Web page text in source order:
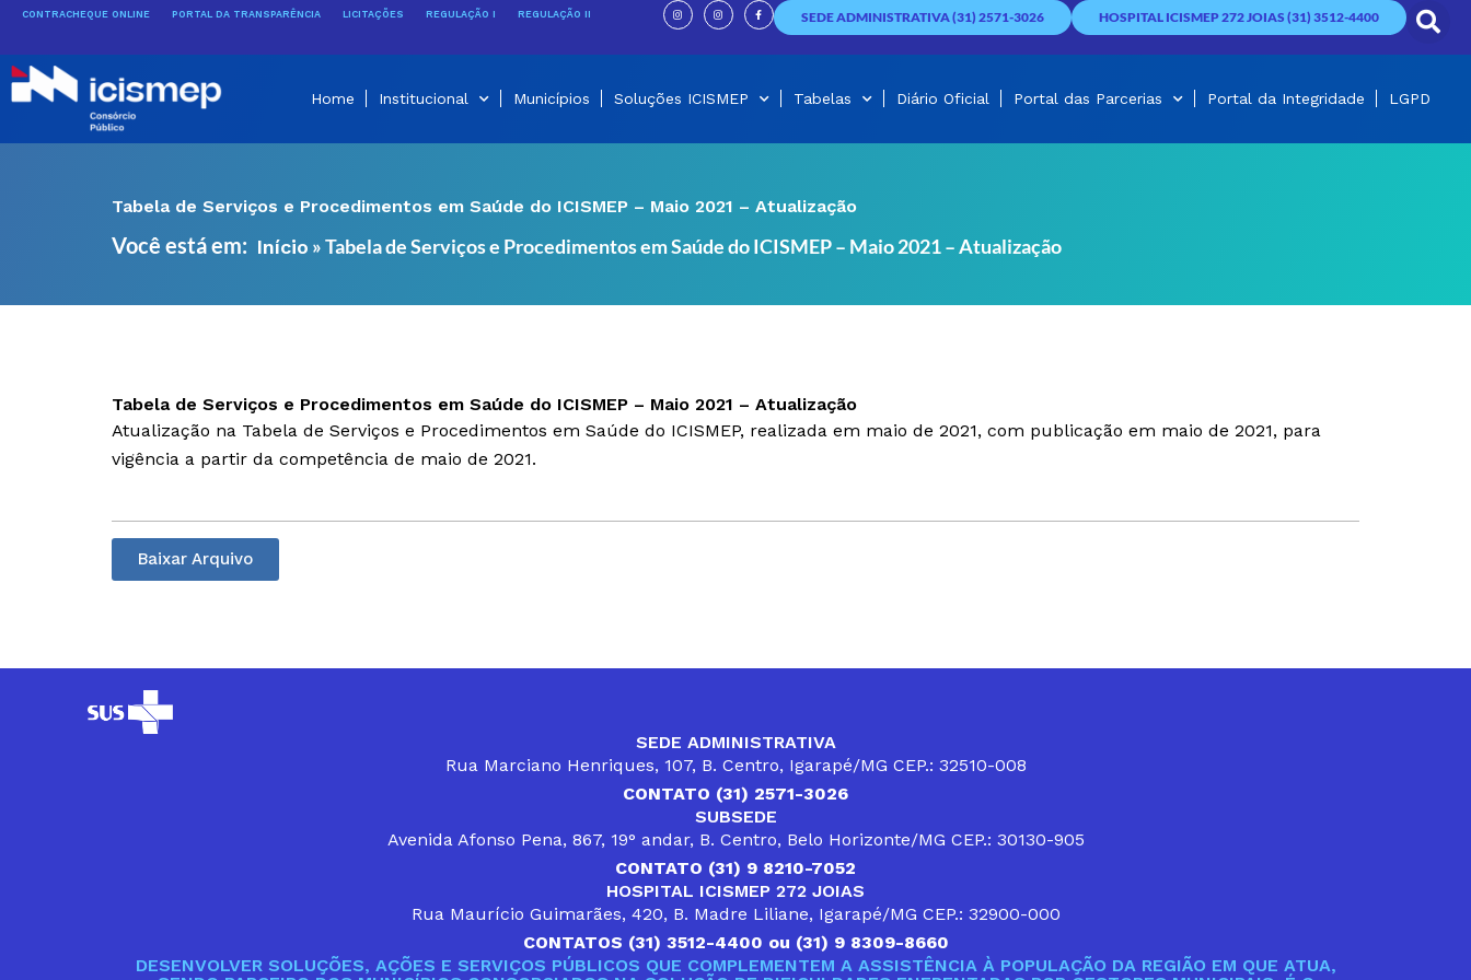
conteúdo
CONTRACHEQUE ONLINE PORTAL DA TRANSPARÊNCIA LICITAÇÕES REGULAÇÃO I REGULAÇÃO II
I
n
s
t
g
I
n
s
t
g
F
a
c
e
o
SEDE ADMINISTRATIVA (31) 2571-3026 HOSPITAL ICISMEP 272 JOIAS (31) 3512-4400
Home Institucional Municípios Soluções ICISMEP Tabelas Diário Oficial Portal das Parcerias Portal da Integridade LGPD
Tabela de Serviços e Procedimentos em Saúde do ICISMEP – Maio 2021 – Atualização
Você está em: Início »Tabela de Serviços e Procedimentos em Saúde do ICISMEP – Maio 2021 – Atualização
Tabela de Serviços e Procedimentos em Saúde do ICISMEP – Maio 2021 – Atualização
Atualização na Tabela de Serviços e Procedimentos em Saúde do ICISMEP, realizada em maio de 2021, com publicação em maio de 2021, para
vigência a partir da competência de maio de 2021.
Baixar Arquivo
SEDE ADMINISTRATIVA
Rua Marciano Henriques, 107, B. Centro, Igarapé/MG CEP.: 32510-008
CONTATO (31) 2571-3026
SUBSEDE
Avenida Afonso Pena, 867, 19° andar, B. Centro, Belo Horizonte/MG CEP.: 30130-905
CONTATO (31) 9 8210-7052
HOSPITAL ICISMEP 272 JOIAS
Rua Maurício Guimarães, 420, B. Madre Liliane, Igarapé/MG CEP.: 32900-000
CONTATOS (31) 3512-4400 ou (31) 9 8309-8660
DESENVOLVER SOLUÇÕES, AÇÕES E SERVIÇOS PÚBLICOS QUE COMPLEMENTEM A ASSISTÊNCIA À POPULAÇÃO DA REGIÃO EM QUE ATUA,